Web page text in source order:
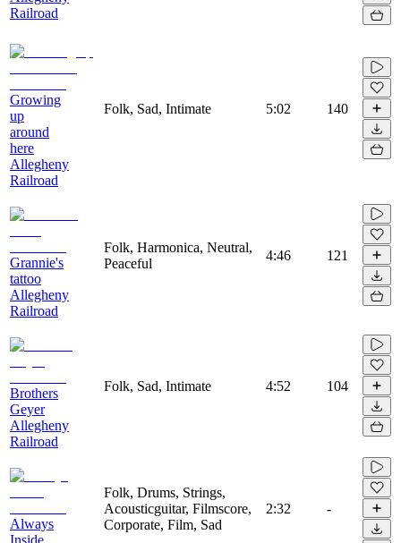
Railroad
Growing
up
around
here
Allegheny
Railroad
Folk, Sad, Intimate 5:02 140
Grannie's
tattoo
Allegheny
Railroad
Folk, Harmonica, Neutral,
Peaceful
4:46 121
Brothers
Geyer
Allegheny
Railroad
Folk, Sad, Intimate 4:52 104
Always
Inside
Folk, Drums, Strings,
Acousticguitar, Filmscore,
Corporate, Film, Sad
2:32 -